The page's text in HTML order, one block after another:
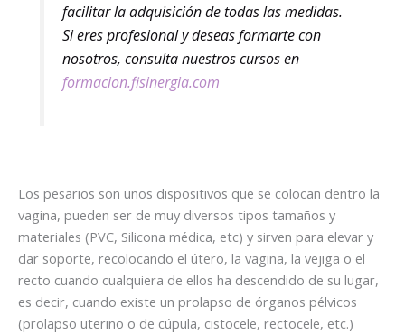
facilitar la adquisición de todas las medidas.
Si eres profesional y deseas formarte con
nosotros, consulta nuestros cursos en
formacion.fisinergia.com
Los pesarios son unos dispositivos que se colocan dentro la
vagina, pueden ser de muy diversos tipos tamaños y
materiales (PVC, Silicona médica, etc) y sirven para elevar y
dar soporte, recolocando el útero, la vagina, la vejiga o el
recto cuando cualquiera de ellos ha descendido de su lugar,
es decir, cuando existe un prolapso de órganos pélvicos
(prolapso uterino o de cúpula, cistocele, rectocele, etc.)